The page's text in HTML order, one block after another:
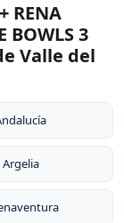
RENA
BOWLS 3
Valle del
Argelia